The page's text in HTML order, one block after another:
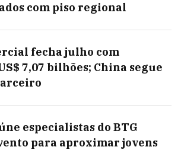
com piso regional
fecha julho com
7,07 bilhões; China segue
especialistas do BTG
para aproximar jovens